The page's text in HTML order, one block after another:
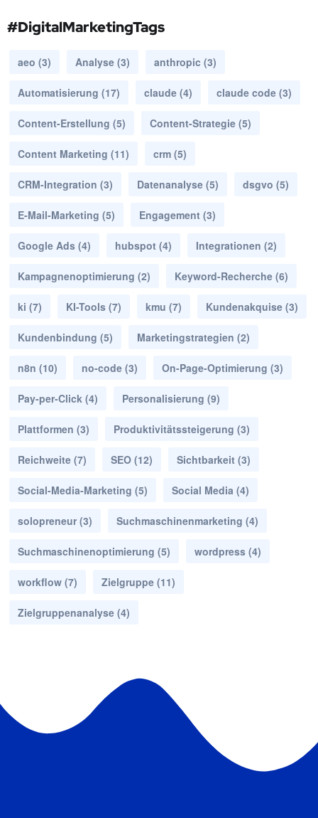
#DigitalMarketingTags
aeo (3) Analyse (3) anthropic (3)
Automatisierung (17) claude (4) claude code (3)
Content-Erstellung (5) Content-Strategie (5)
Content Marketing (11) crm (5)
CRM-Integration (3) Datenanalyse (5) dsgvo (5)
E-Mail-Marketing (5) Engagement (3)
Google Ads (4) hubspot (4) Integrationen (2)
Kampagnenoptimierung (2) Keyword-Recherche (6)
ki (7) KI-Tools (7) kmu (7) Kundenakquise (3)
Kundenbindung (5) Marketingstrategien (2)
n8n (10) no-code (3) On-Page-Optimierung (3)
Pay-per-Click (4) Personalisierung (9)
Plattformen (3) Produktivitätssteigerung (3)
Reichweite (7) SEO (12) Sichtbarkeit (3)
Social-Media-Marketing (5) Social Media (4)
solopreneur (3) Suchmaschinenmarketing (4)
Suchmaschinenoptimierung (5) wordpress (4)
workflow (7) Zielgruppe (11)
Zielgruppenanalyse (4)